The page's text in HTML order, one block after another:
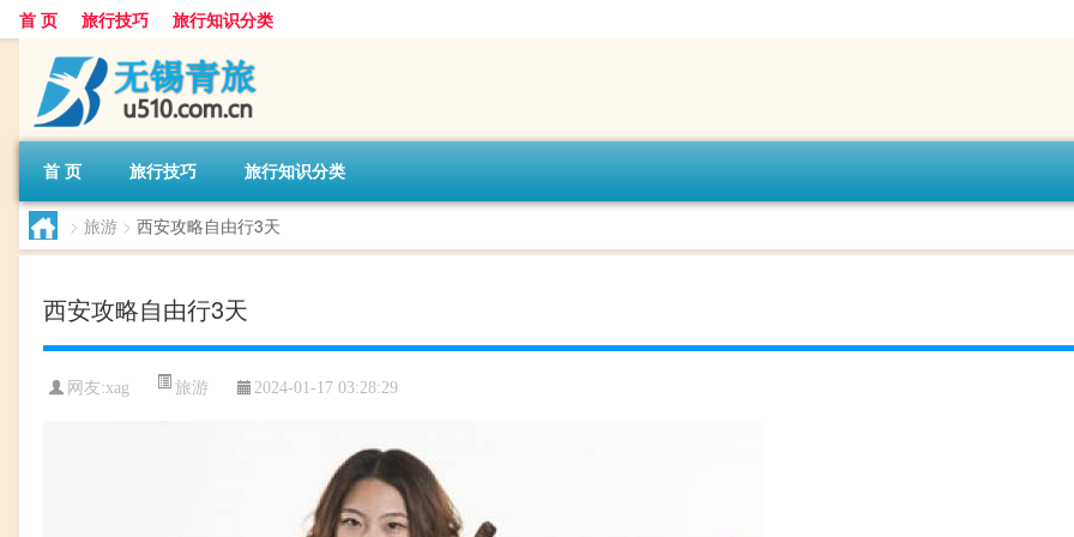
首 页 旅行技巧 旅行知识分类
首 页 旅行技巧 旅行知识分类
> 旅游 > 西安攻略自由行3天
西安攻略自由行3天
网友:xag 旅游 2024-01-17 03:28:29